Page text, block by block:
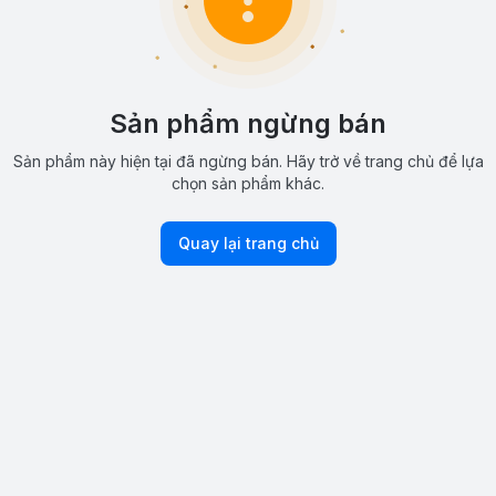
Sản phẩm ngừng bán
Sản phẩm này hiện tại đã ngừng bán. Hãy trở về trang chủ để lựa
chọn sản phẩm khác.
Quay lại trang chủ